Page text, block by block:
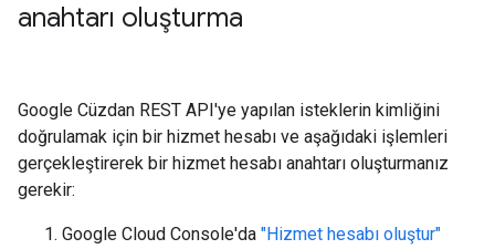
anahtarı oluşturma
Google Cüzdan REST API'ye yapılan isteklerin kimliğini
doğrulamak için bir hizmet hesabı ve aşağıdaki işlemleri
gerçekleştirerek bir hizmet hesabı anahtarı oluşturmanız
gerekir:
Google Cloud Console'da "Hizmet hesabı oluştur"